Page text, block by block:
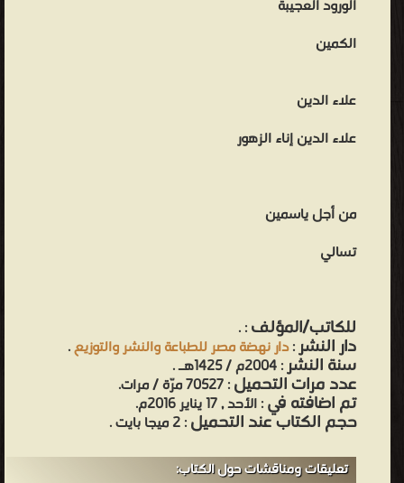
الورود العجيبة
الكمين
علاء الدين
علاء الدين إناء الزهور
من أجل ياسمين
تسالي
للكاتب/المؤلف:
.
دار النشر:دار نهضة مصر للطباعة والنشر والتوزيع.
سنة النشر: 2004م / 1425هـ .
عدد مرات التحميل: 70527 مرّة / مرات.
تم اضافته في: الأحد , 17 يناير 2016م.
حجم الكتاب عند التحميل: 2 ميجا بايت .
تعليقات ومناقشات حول الكتاب: